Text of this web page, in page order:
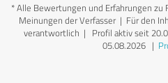
*Alle Bewertungen und Erfahrungen
Meinungen der Verfasser | Für den
verantwortlich | Profil aktiv seit
05.08.2026 |